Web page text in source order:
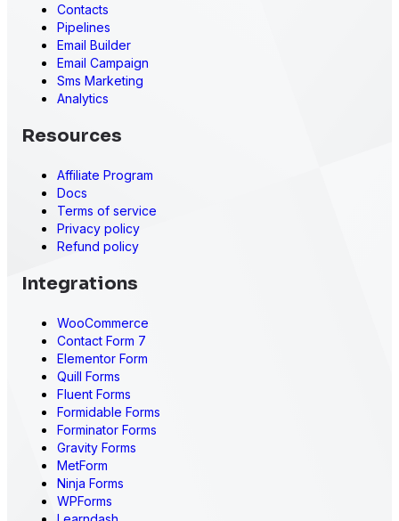
Contacts
Pipelines
Email Builder
Email Campaign
Sms Marketing
Analytics
Resources
Affiliate Program
Docs
Terms of service
Privacy policy
Refund policy
Integrations
WooCommerce
Contact Form 7
Elementor Form
Quill Forms
Fluent Forms
Formidable Forms
Forminator Forms
Gravity Forms
MetForm
Ninja Forms
WPForms